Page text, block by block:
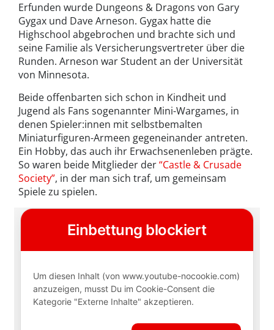
Erfunden wurde Dungeons & Dragons von Gary
Gygax und Dave Arneson. Gygax hatte die
Highschool abgebrochen und brachte sich und
seine Familie als Versicherungsvertreter über die
Runden. Arneson war Student an der Universität
von Minnesota.
Beide offenbarten sich schon in Kindheit und
Jugend als Fans sogenannter Mini-Wargames, in
denen Spieler:innen mit selbstbemalten
Miniaturfiguren-Armeen gegeneinander antreten.
Ein Hobby, das auch ihr Erwachsenenleben prägte.
So waren beide Mitglieder der“Castle & Crusade
Society”, in der man sich traf, um gemeinsam
Spiele zu spielen.